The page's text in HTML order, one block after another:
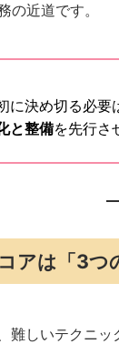
の近道です。
に決め切る必要
と整備を先行さ
アは「3つ
難しいテクニッ